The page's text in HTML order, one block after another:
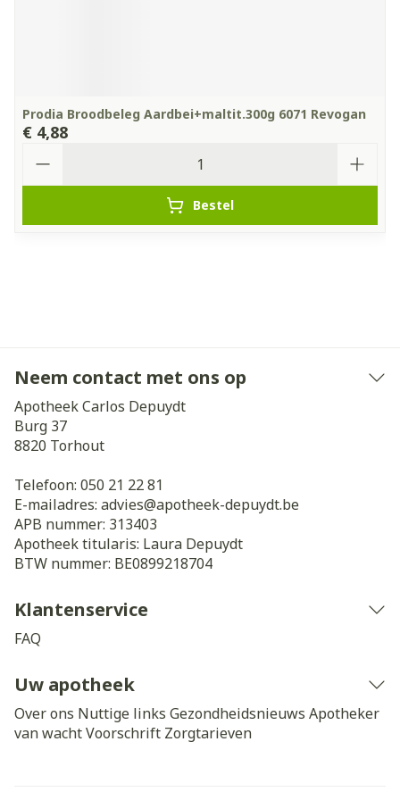
Prodia Broodbeleg Aardbei+maltit.300g 6071 Revogan
€ 4,88
Bestel
Neem contact met ons op
Apotheek Carlos Depuydt
Burg 37
8820 Torhout
Telefoon: 050 21 22 81
E-mailadres: advies@apotheek-depuydt.be
APB nummer: 313403
Apotheek titularis: Laura Depuydt
BTW nummer: BE0899218704
Klantenservice
FAQ
Uw apotheek
Over ons Nuttige links Gezondheidsnieuws Apotheker
van wachtVoorschrift Zorgtarieven